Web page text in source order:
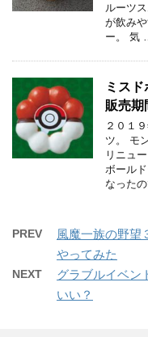
ルーツ
が飲み
ー。 気 …
ミス
販売期
２０１
ツ。 モ
リニュ
ボール
なった
PREV
風魔一族の野望
やってみた
NEXT
グラブルイベン
いい？